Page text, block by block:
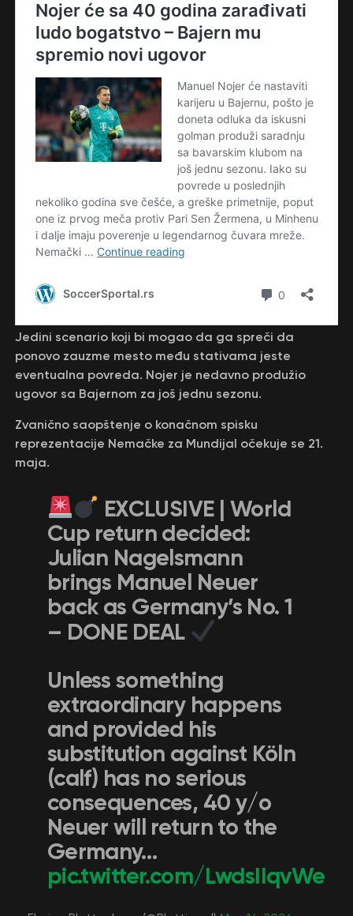
Jedini scenario koji bi mogao da ga spreči da
ponovo zauzme mesto među stativama jeste
eventualna povreda. Nojer je nedavno produžio
ugovor sa Bajernom za još jednu sezonu.
Zvanično saopštenje o konačnom spisku
reprezentacije Nemačke za Mundijal očekuje se 21.
maja.
EXCLUSIVE | World
Cup return decided:
Julian Nagelsmann
brings Manuel Neuer
back as Germany’s No. 1
– DONE DEAL
Unless something
extraordinary happens
and provided his
substitution against Köln
(calf) has no serious
consequences, 40 y/o
Neuer will return to the
Germany…
pic.twitter.com/LwdsIIqvWe